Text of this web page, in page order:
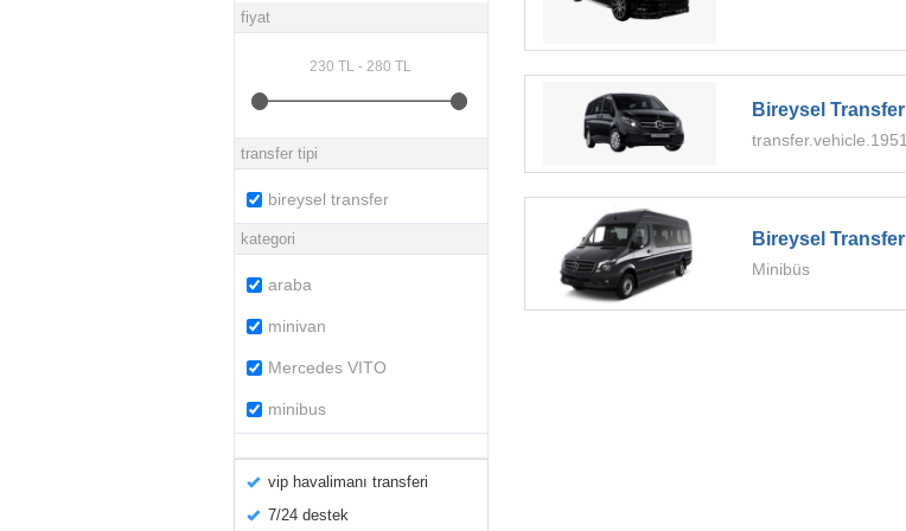
fiyat
transfer tipi
bireysel transfer
kategori
araba
minivan
Mercedes VITO
minibus
vip havalimanı transferi
7/24 destek
Bireysel Transfer
transfer.vehicle.1951
Bireysel Transfer
Minibüs